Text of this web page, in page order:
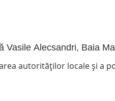
Vasile Alecsandri, Baia
autorităților locale și a